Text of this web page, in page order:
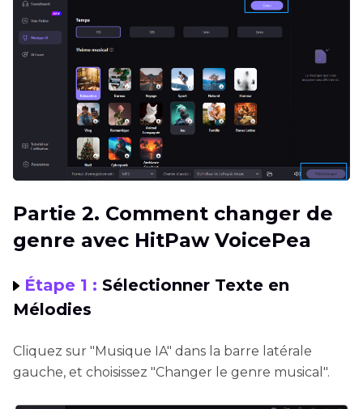
Partie 2. Comment changer de
genre avec HitPaw VoicePea
Étape 1 : Sélectionner Texte en
Mélodies
Cliquez sur "Musique IA" dans la barre latérale
gauche, et choisissez "Changer le genre musical".